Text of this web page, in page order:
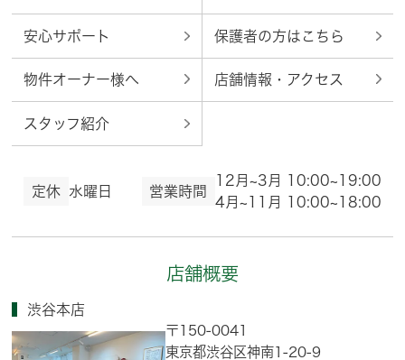
安心サポート 保護者の方はこちら
物件オーナー様へ 店舗情報・アクセス
スタッフ紹介
定休 水曜日 営業時間
12月~3月 10:00~19:00
4月~11月 10:00~18:00
店舗概要
渋谷本店
〒150-0041
東京都渋谷区神南1-20-9